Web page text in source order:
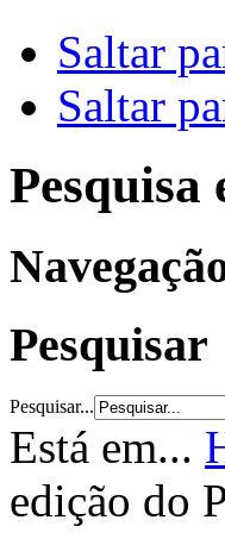
Saltar
Saltar
Pesquisa
Pesquisar
Pesquisar...
Está em...
edição do